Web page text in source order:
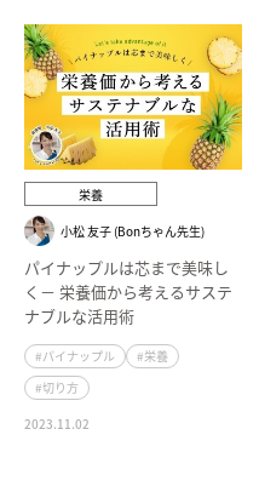
栄養
小松 友子 (Bonちゃん先生)
パイナップルは芯まで美味し
く－ 栄養価から考えるサステ
ナブルな活用術
#パイナップル
#栄養
#切り方
2023.11.02